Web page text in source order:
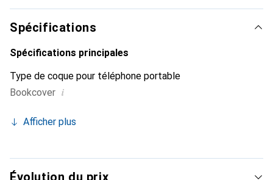
internationalement pour ses produits de haute qualité et
constitue un choix fiable pour une clientèle exigeante.
Spécifications
Spécifications principales
Type de coque pour téléphone portable
Bookcover i
Afficher plus
Évolution du prix